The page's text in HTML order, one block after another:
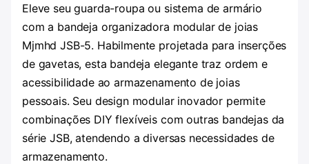
Eleve seu guarda-roupa ou sistema de armário
com a bandeja organizadora modular de joias
Mjmhd JSB-5. Habilmente projetada para inserções
de gavetas, esta bandeja elegante traz ordem e
acessibilidade ao armazenamento de joias
pessoais. Seu design modular inovador permite
combinações DIY flexíveis com outras bandejas da
série JSB, atendendo a diversas necessidades de
armazenamento.